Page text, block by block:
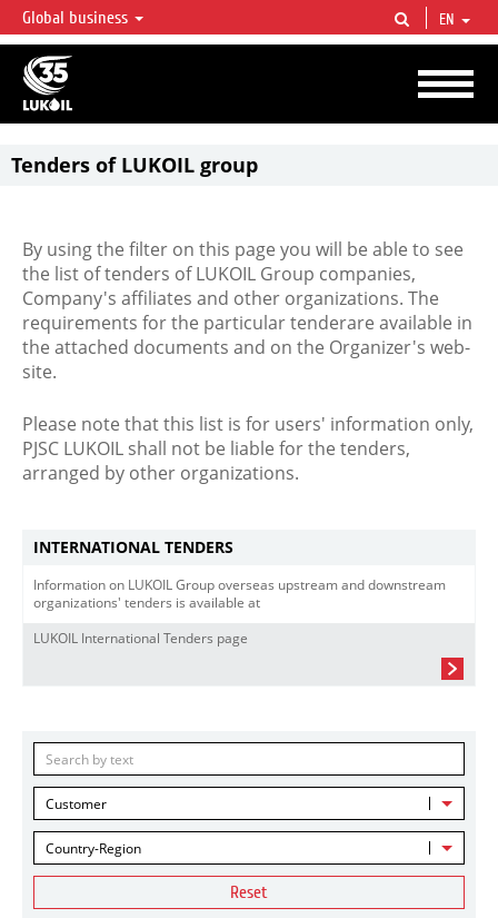
LUKOIL OVERVIEW
LUKOIL is one of the largest oil & gas vertical integrated companies in the world
accounting for over 2% of crude production and circa 1% of proved hydrocarbon
reserves globally.
Global business EN
Tenders of LUKOIL group
By using the filter on this page you will be able to see
the list of tenders of LUKOIL Group companies,
Company's affiliates and other organizations. The
requirements for the particular tenderare available in
the attached documents and on the Organizer's web-
site.
Please note that this list is for users' information only,
PJSC LUKOIL shall not be liable for the tenders,
arranged by other organizations.
INTERNATIONAL TENDERS
Information on LUKOIL Group overseas upstream and downstream
organizations' tenders is available at
LUKOIL International Tenders page
Customer
Country-Region
Reset